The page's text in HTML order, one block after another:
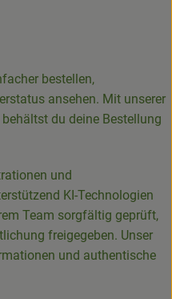
bestellen,
ansehen. Mit unserer
du deine Bestellung
und
KI-Technologien
Team sorgfältig geprüft,
freigegeben. Unser
und authentische